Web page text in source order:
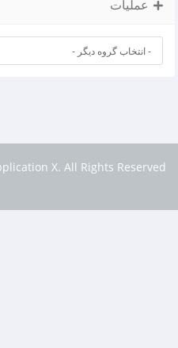
عملیات
X. All Rights Reserved.